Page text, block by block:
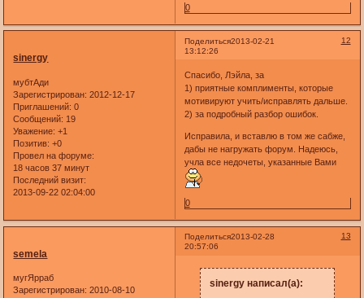
0
Поделиться 12
2013-02-21
13:12:26
sinergy
мубтАди
Зарегистрирован: 2012-12-17
Приглашений: 0
Сообщений: 19
Уважение: +1
Позитив: +0
Провел на форуме:
18 часов 37 минут
Последний визит:
2013-09-22 02:04:00
Спасибо, Лэйла, за
1) приятные комплименты, которые
мотивируют учить/исправлять дальше.
2) за подробный разбор ошибок.
Исправила, и вставлю в том же сабже,
дабы не нагружать форум. Надеюсь,
учла все недочеты, указанные Вами
0
Поделиться 13
2013-02-28
20:57:06
semela
мугЯрраб
Зарегистрирован: 2010-08-10
sinergy написал(а):